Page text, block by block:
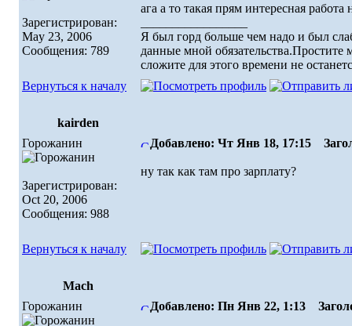
Зарегистрирован:
May 23, 2006
Сообщения: 789
ага а то такая прям интересная
Я был горд больше чем надо и был
данные мной обязательства.Простите
сложите для этого времени не
Вернуться к началу
kairden
Горожанин
Зарегистрирован:
Oct 20, 2006
Сообщения: 988
Добавлено: Чт Янв 18, 17:15
ну так как там про зарплату?
Вернуться к началу
Mach
Горожанин
Добавлено: Пн Янв 22, 1:13